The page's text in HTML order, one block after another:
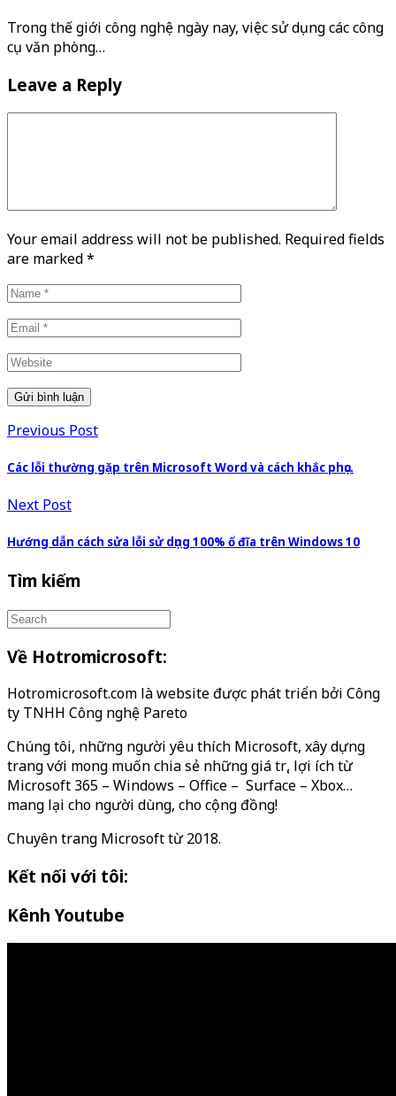
Trong thế giới công nghệ ngày nay, việc sử dụng các công
cụ văn phòng…
Leave a Reply
Your email address will not be published. Required fields
are marked*
Previous Post
Các lỗi thường gặp trên Microsoft Word và cách khắc phục.
Next Post
Hướng dẫn cách sửa lỗi sử dụng 100% ổ đĩa trên Windows 10
Tìm kiếm
Về Hotromicrosoft:
Hotromicrosoft.com là website được phát triển bởi Công
ty TNHH Công nghệ Pareto
Chúng tôi, những người yêu thích Microsoft, xây dựng
trang với mong muốn chia sẻ những giá trị, lợi ích từ
Microsoft 365 – Windows – Office – Surface – Xbox…
mang lại cho người dùng, cho cộng đồng!
Chuyên trang Microsoft từ 2018.
Kết nối với tôi:
Kênh Youtube